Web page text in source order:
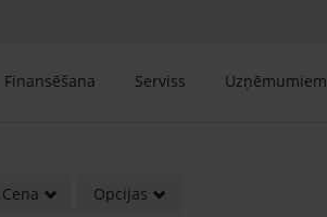
Finansēšana Serviss Uzņēmumiem
Cena Opcijas